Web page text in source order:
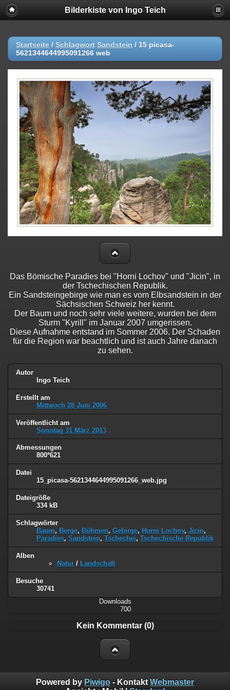
Bilderkiste von Ingo Teich
Startseite / Schlagwort Sandstein / 15 picasa-
5621344644995091266 web
Das Bömische Paradies bei "Horni Lochov" und "Jicin", in
der Tschechischen Republik.
Ein Sandsteingebirge wie man es vom Elbsandstein in der
Sächsischen Schweiz her kennt.
Der Baum und noch sehr viele weitere, wurden bei dem
Sturm "Kyrill" im Januar 2007 umgerissen.
Diese Aufnahme entstand im Sommer 2006. Der Schaden
für die Region war beachtlich und ist auch Jahre danach
zu sehen.
Autor
Ingo Teich
Erstellt am
Mittwoch 28 Juni 2006
Veröffentlicht am
Sonntag 31 März 2013
Abmessungen
800*621
Datei
15_picasa-5621344644995091266_web.jpg
Dateigröße
334 kB
Schlagwörter
Baum, Berge, Böhmen, Gebirge, Horni Lochov, Jicin,
Paradies, Sandstein, Tschechei, Tschechische Republik
Alben
Natur / Landschaft
Besuche
30741
Downloads
700
Kein Kommentar (0)
Powered by Piwigo - Kontakt Webmaster